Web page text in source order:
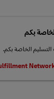
بكم
الخاصة بكم.